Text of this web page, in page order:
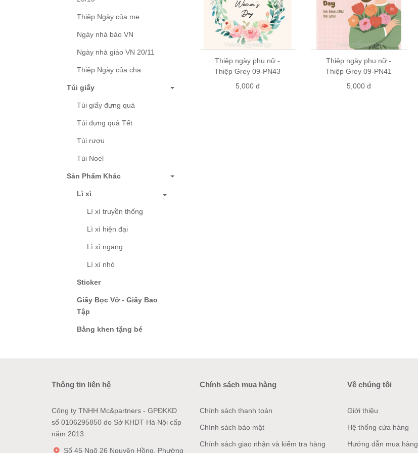
Thiệp Ngày của mẹ
Ngày nhà báo VN
Ngày nhà giáo VN 20/11
Thiệp Ngày của cha
Túi giấy
Túi giấy đựng quà
Túi đựng quà Tết
Túi rượu
Túi Noel
Sản Phẩm Khác
Lì xì
Lì xì truyền thống
Lì xì hiện đại
Lì xì ngang
Lì xì nhỏ
Sticker
Giấy Bọc Vở - Giấy Bao
Tập
Bằng khen tặng bé
5,000 đ
Thiệp ngày phụ nữ -
Thiệp Grey 09-PN43
5,000 đ
Thiệp ngày phụ nữ -
Thiệp Grey 09-PN41
5,000 đ
Thông tin liên hệ
Công ty TNHH Mc&partners - GPĐKKD
số 0106295850 do Sở KHDT Hà Nội cấp
năm 2013
Số 45 Ngõ 26 Nguyên Hồng, Phường
Chính sách mua hàng
Chính sách thanh toán
Chính sách bảo mật
Chính sách giao nhận và kiểm tra hàng
Về chúng tôi
Giới thiệu
Hệ thống cửa hàng
Hướng dẫn mua hàng